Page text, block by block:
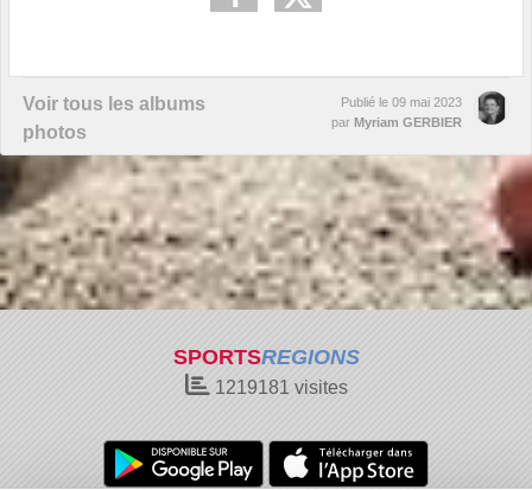
Voir tous les albums
photos
Publié le 09 mai 2023
par Myriam GERBIER
SPORTSREGIONS
1219181 visites